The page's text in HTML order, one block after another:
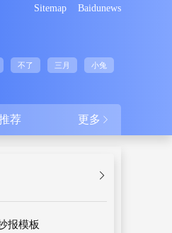
Sitemap Baidunews
不了 三月 小兔
更多 
荐

报模板